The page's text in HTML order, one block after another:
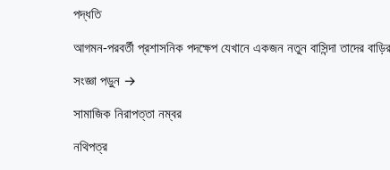
পদ্ধতি
আগমন-পরবর্তী প্রশাসনিক পদক্ষেপ যেখানে একজন নতুন বাসিন্দা তাদের
সংজ্ঞা পড়ুন →
সামাজিক নিরাপত্তা নম্বর
নথিপত্র